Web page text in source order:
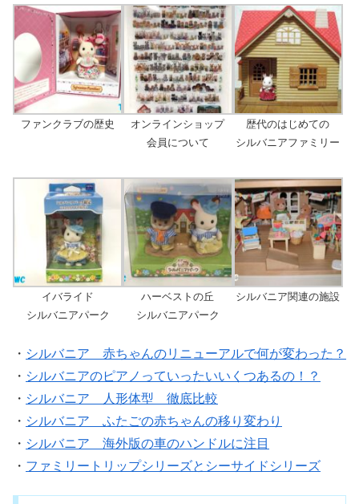
ファンクラブの歴史
オンラインショップ
会員について
歴代のはじめての
シルバニアファミリー
イバライド
シルバニアパーク
ハーベストの丘
シルバニアパーク
シルバニア関連の施設
・ シルバニア 赤ちゃんのリニューアルで何が変わった？
・ シルバニアのピアノっていったいいくつあるの！？
・ シルバニア 人形体型 徹底比較
・ シルバニア ふたごの赤ちゃんの移り変わり
・ シルバニア 海外版の車のハンドルに注目
・ ファミリートリップシリーズとシーサイドシリーズ